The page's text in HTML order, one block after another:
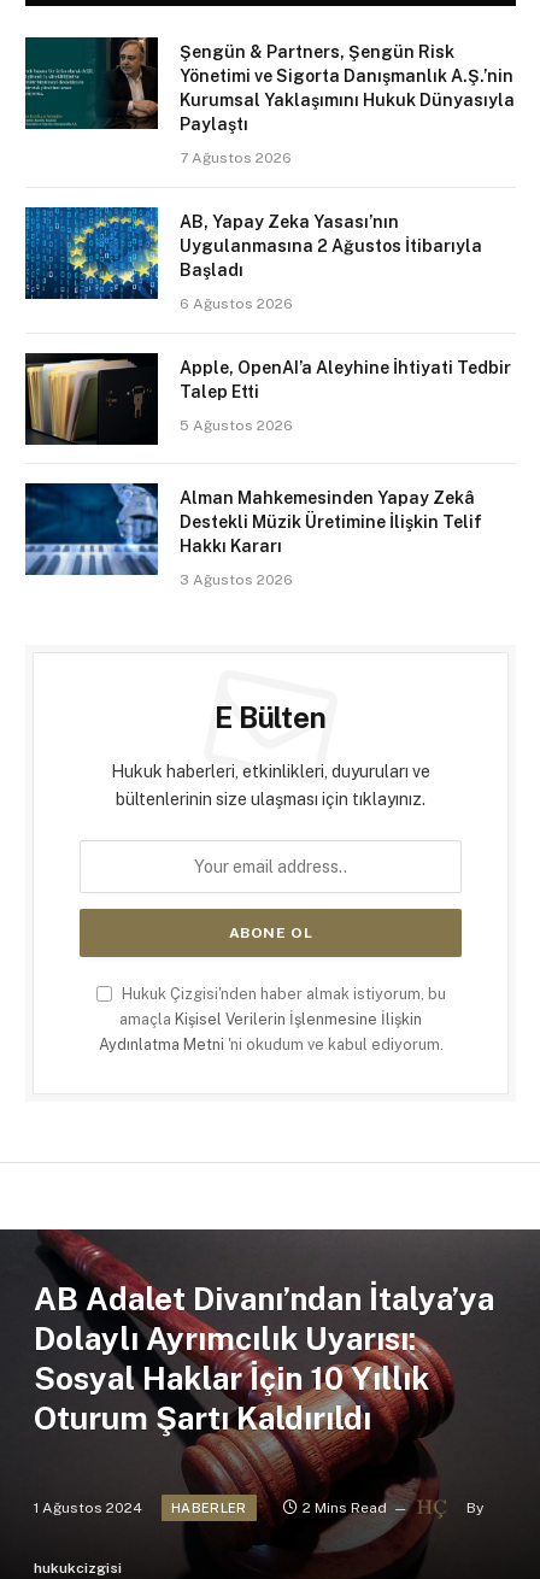
Şengün & Partners, Şengün Risk
Yönetimi ve Sigorta Danışmanlık A.Ş.’nin
Kurumsal Yaklaşımını Hukuk Dünyasıyla
Paylaştı
7 Ağustos 2026
AB, Yapay Zeka Yasası’nın
Uygulanmasına 2 Ağustos İtibarıyla
Başladı
6 Ağustos 2026
Apple, OpenAI’a Aleyhine İhtiyati Tedbir
Talep Etti
5 Ağustos 2026
Alman Mahkemesinden Yapay Zekâ
Destekli Müzik Üretimine İlişkin Telif
Hakkı Kararı
3 Ağustos 2026
E Bülten
Hukuk haberleri, etkinlikleri, duyuruları ve
bültenlerinin size ulaşması için tıklayınız.
Hukuk Çizgisi'nden haber almak istiyorum, bu
amaçla Kişisel Verilerin İşlenmesine İlişkin
Aydınlatma Metni 'ni okudum ve kabul ediyorum.
AB Adalet Divanı’ndan İtalya’ya
Dolaylı Ayrımcılık Uyarısı:
Sosyal Haklar İçin 10 Yıllık
Oturum Şartı Kaldırıldı
1 Ağustos 2024 HABERLER 2 Mins Read By
hukukcizgisi